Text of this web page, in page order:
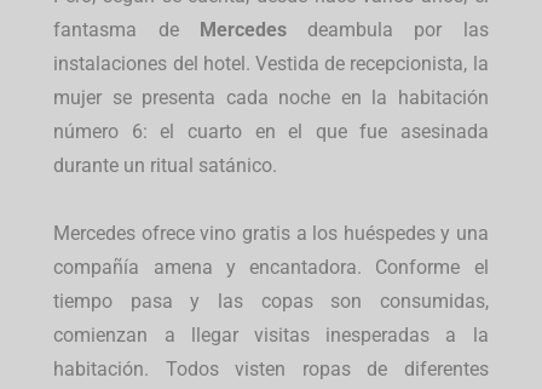
fantasma de Mercedesdeambula por las
instalaciones del hotel. Vestida de recepcionista, la
mujer se presenta cada noche en la habitación
número 6: el cuarto en el que fue asesinada
durante un ritual satánico.
Mercedes ofrece vino gratis a los huéspedes y una
compañía amena y encantadora. Conforme el
tiempo pasa y las copas son consumidas,
comienzan a llegar visitas inesperadas a la
habitación. Todos visten ropas de diferentes